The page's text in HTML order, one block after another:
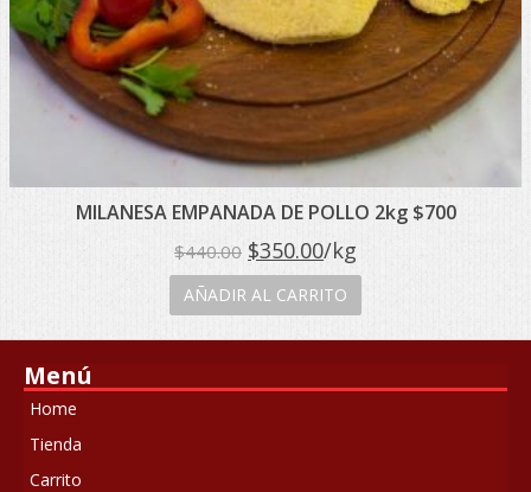
MILANESA EMPANADA DE POLLO 2kg $700
$440.00 El
precio
original
$440.00.
$350.00El
precio
actual
$350.00.
/kg
AÑADIR AL CARRITO
Menú
Home
Tienda
Carrito